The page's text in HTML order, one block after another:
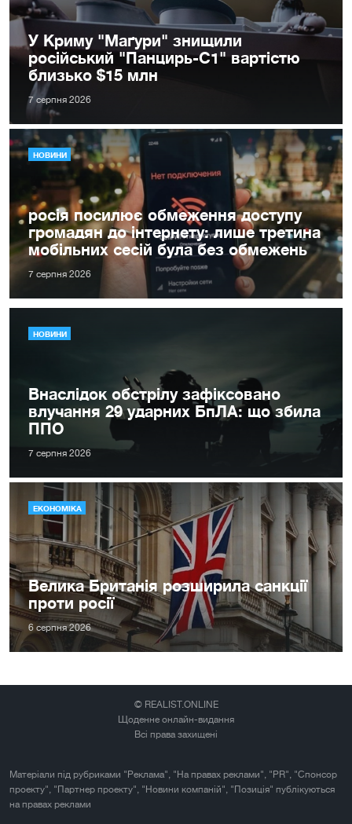
У Криму "Маґури" знищили
російський "Панцирь-С1" вартістю
близько $15 млн
7 серпня 2026
НОВИНИ
росія посилює обмеження доступу
громадян до інтернету: лише третина
мобільних сесій була без обмежень
7 серпня 2026
НОВИНИ
Внаслідок обстрілу зафіксовано
влучання 29 ударних БпЛА: що збила
ППО
7 серпня 2026
ЕКОНОМІКА
Велика Британія розширила санкції
проти росії
6 серпня 2026
© REALIST.ONLINE
Щоденне онлайн-видання
Всі права захищені
Матеріали під рубриками "Реклама", "На правах реклами", "PR", "Спонсор
проекту", "Партнер проекту", "Новини компаній", "Позиція" публікуються
на правах реклами